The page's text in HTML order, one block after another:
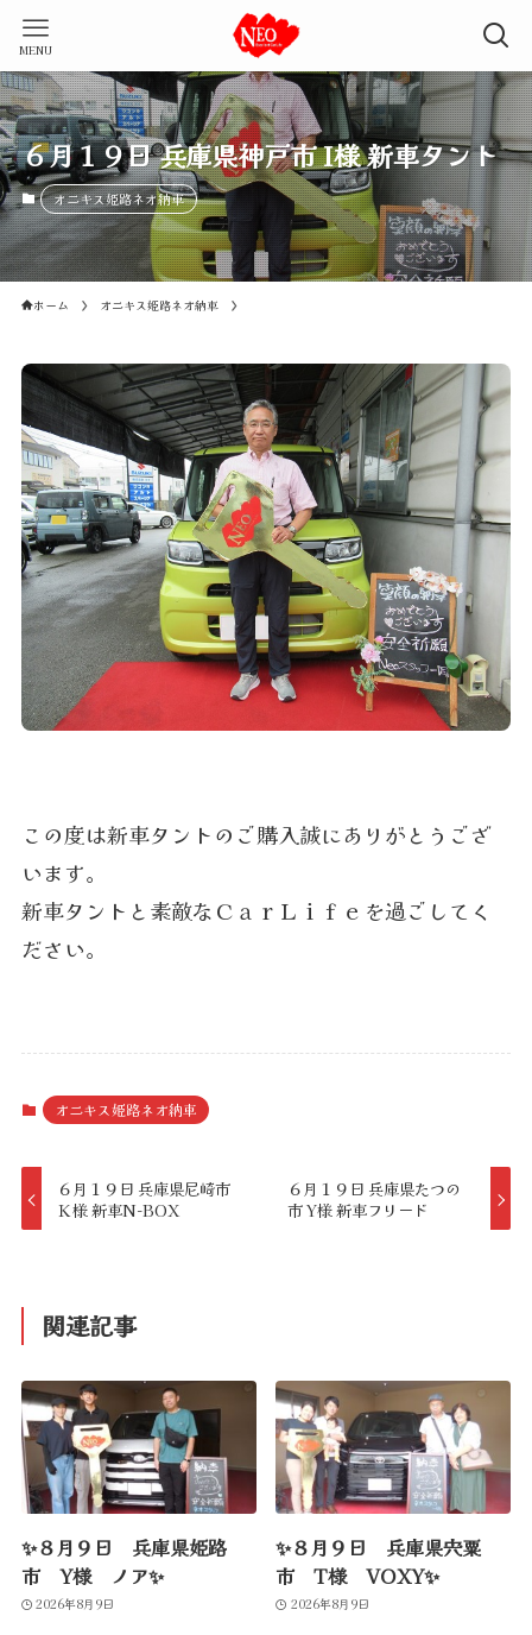
MENU
６月１９日 兵庫県神戸市 I様 新車タント
オニキス姫路ネオ納車
ホーム オニキス姫路ネオ納車
この度は新車タントのご購入誠にありがとうござ
います。
新車タントと素敵なＣａｒＬｉｆｅを過ごしてく
ださい。
オニキス姫路ネオ納車
６月１９日 兵庫県尼崎市
Ｋ様 新車N-BOX
６月１９日 兵庫県たつの
市 Y様 新車フリード
関連記事
✨８月９日 兵庫県姫路
市 Y様 ノア✨
2026年8月9日
✨８月９日 兵庫県宍粟
市 T様 VOXY✨
2026年8月9日